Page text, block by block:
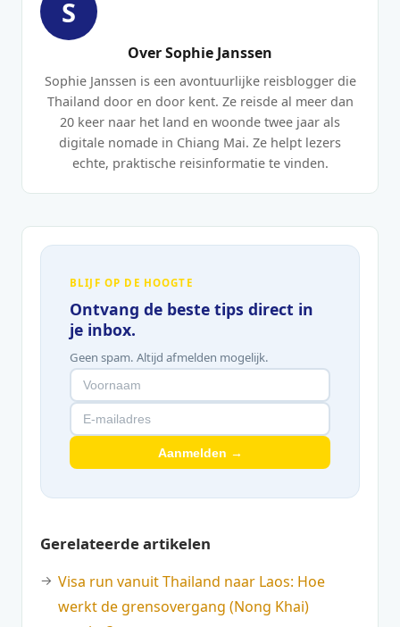
S
Over Sophie Janssen
Sophie Janssen is een avontuurlijke reisblogger die
Thailand door en door kent. Ze reisde al meer dan
20 keer naar het land en woonde twee jaar als
digitale nomade in Chiang Mai. Ze helpt lezers
echte, praktische reisinformatie te vinden.
BLIJF OP DE HOOGTE
Ontvang de beste tips direct in
je inbox.
Geen spam. Altijd afmelden mogelijk.
Aanmelden →
Gerelateerde artikelen
Visa run vanuit Thailand naar Laos: Hoe
werkt de grensovergang (Nong Khai)